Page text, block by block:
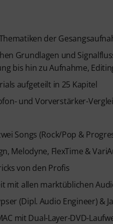
der
Grundlagen und
bis hin zu Aufnahme,
aufgeteilt in 25 Kapitel
und Vorverstärker-
Songs (Rock/Pop &
Melodyne, FlexTime &
von den Profis
mit allen marktüblichen
(Dipl. Audio Engineer) &
mit Dual-Layer-DVD-